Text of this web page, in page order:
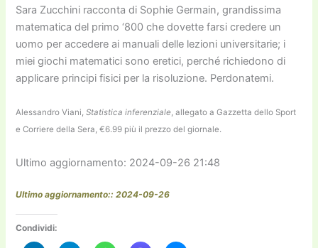
Sara Zucchini racconta di Sophie Germain, grandissima
matematica del primo ‘800 che dovette farsi credere un
uomo per accedere ai manuali delle lezioni universitarie; i
miei giochi matematici sono eretici, perché richiedono di
applicare principi fisici per la risoluzione. Perdonatemi.
Alessandro Viani,Statistica inferenziale, allegato a Gazzetta dello Sport
e Corriere della Sera, €6.99 più il prezzo del giornale.
Ultimo aggiornamento: 2024-09-26 21:48
Ultimo aggiornamento:: 2024-09-26
Condividi: